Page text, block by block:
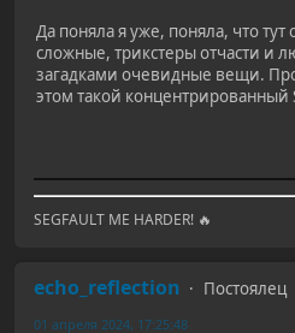
Да поняла я уже, поняла, что
сложные, трикстеры отчасти и
загадками очевидные вещи.
этом такой концентрированный
SEGFAULT ME HARDER! 🔥
echo_reflection
Постоялец
01 апреля 2024, 17:25:48